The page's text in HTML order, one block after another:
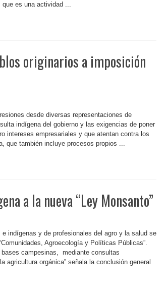
que es una actividad ...
originarios a imposición
desde diversas representaciones de
indígena del gobierno y las exigencias de poner
intereses empresariales y que atentan contra los
que también incluye procesos propios ...
a la nueva “Ley Monsanto”
indígenas y de profesionales del agro y la salud se
Agroecología y Políticas Públicas”.
campesinas, mediante consultas
agricultura orgánica” señala la conclusión general